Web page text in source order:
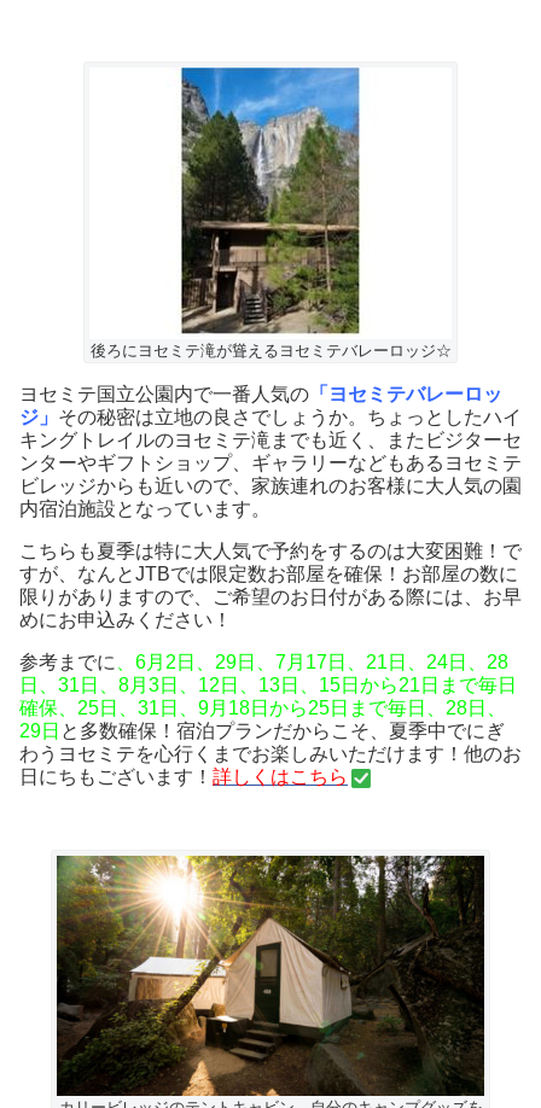
後ろにヨセミテ滝が聳えるヨセミテバレーロッジ☆
ヨセミテ国立公園内で一番人気の 「ヨセミテバレーロッ
ジ」 その秘密は立地の良さでしょうか。ちょっとしたハイ
キングトレイルのヨセミテ滝までも近く、またビジターセ
ンターやギフトショップ、ギャラリーなどもあるヨセミテ
ビレッジからも近いので、家族連れのお客様に大人気の園
内宿泊施設となっています。
こちらも夏季は特に大人気で予約をするのは大変困難！で
すが、なんとJTBでは限定数お部屋を確保！お部屋の数に
限りがありますので、ご希望のお日付がある際には、お早
めにお申込みください！
参考までに
、6月2日、29日、7月17日、21日、24日、28
日、31日、8月3日、12日、13日、15日から21日まで毎日
確保、25日、31日、9月18日から25日まで毎日、28日、
29日 と多数確保！宿泊プランだからこそ、夏季中でにぎ
わうヨセミテを心行くまでお楽しみいただけます！他のお
日にちもございます！ 詳しくはこちら